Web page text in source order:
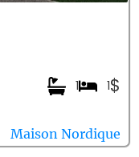
$
1
1
Maison Nordique